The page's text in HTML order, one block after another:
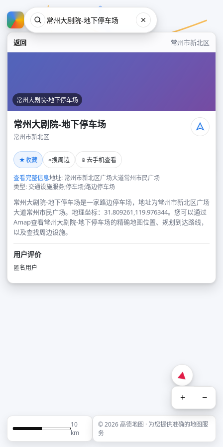
返回 常州市新北区
常州大剧院-地下停车场
常州大剧院-地下停车场
常州市新北区
★收藏 ⌖搜周边 📱 去手机查看
查看完整信息地址: 常州市新北区广场大道常州市民广场
类型: 交通设施服务;停车场;路边停车场
常州大剧院-地下停车场是一家路边停车场，地址为常州市新北区广场
大道常州市民广场。地理坐标：31.809261,119.976344。您可以通过
Amap查看常州大剧院-地下停车场的精确地图位置、规划到达路线，
以及查找周边设施。
用户评价
匿名用户
+ −
10
km
© 2026 高德地图 · 为您提供准确的地图服
务